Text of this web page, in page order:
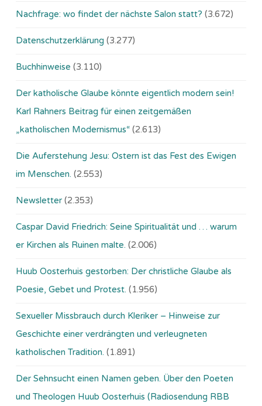
Nachfrage: wo findet der nächste Salon statt? (3.672)
Datenschutzerklärung (3.277)
Buchhinweise (3.110)
Der katholische Glaube könnte eigentlich modern sein!
Karl Rahners Beitrag für einen zeitgemäßen
„katholischen Modernismus“ (2.613)
Die Auferstehung Jesu: Ostern ist das Fest des Ewigen
im Menschen. (2.553)
Newsletter (2.353)
Caspar David Friedrich: Seine Spiritualität und … warum
er Kirchen als Ruinen malte. (2.006)
Huub Oosterhuis gestorben: Der christliche Glaube als
Poesie, Gebet und Protest. (1.956)
Sexueller Missbrauch durch Kleriker – Hinweise zur
Geschichte einer verdrängten und verleugneten
katholischen Tradition. (1.891)
Der Sehnsucht einen Namen geben. Über den Poeten
und Theologen Huub Oosterhuis (Ra­dio­sen­dung RBB